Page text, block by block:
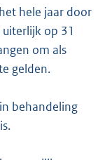
hele jaar door
op 31
om als
gelden.
behandeling